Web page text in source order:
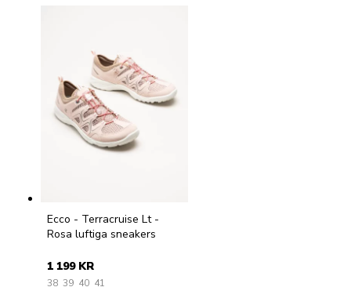
Ecco - Terracruise Lt -
Rosa luftiga sneakers
1 199 KR
38 39 40 41